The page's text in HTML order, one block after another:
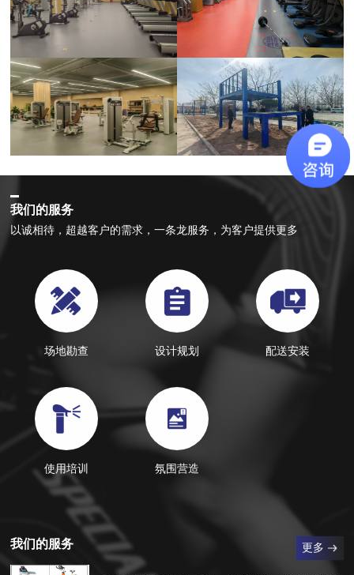
我们的服务
以诚相待，超越客户的需求，一条龙服务，为客户提供更多
场地勘查 设计规划 配送安装
使用培训 氛围营造
更多
我们的服务